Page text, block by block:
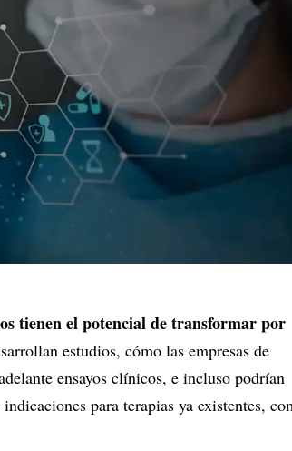
tienen el potencial de transformar por
estudios, cómo las empresas de
ensayos clínicos, e incluso podrían
indicaciones para terapias ya existentes,